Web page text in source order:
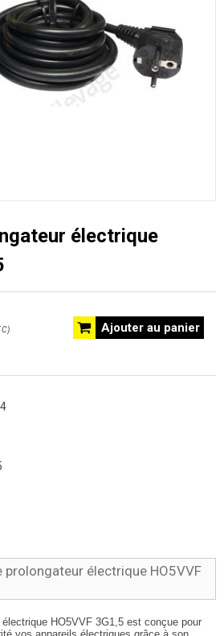
électrique
Ajouter au panier
)
prolongateur électrique HO5VVF
électrique HO5VVF 3G1,5 est conçue pour